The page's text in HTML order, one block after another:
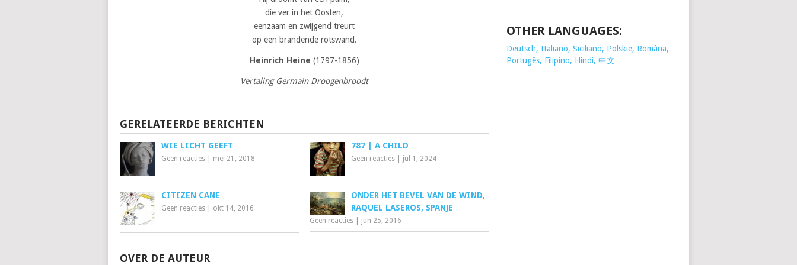
die ver in het Oosten,
eenzaam en zwijgend treurt
op een brandende rotswand.
Heinrich Heine (1797-1856)
Vertaling Germain Droogenbroodt
GERELATEERDE BERICHTEN
WIE LICHT GEEFT
Geen reacties mei 21, 2018
787 | A CHILD
Geen reacties jul 1, 2024
CITIZEN CANE
Geen reacties okt 14, 2016
ONDER HET BEVEL VAN DE WIND,
RAQUEL LASEROS, SPANJE
Geen reacties jun 25, 2016
OVER DE AUTEUR
OTHER LANGUAGES:
Deutsch, Italiano, Siciliano, Polskie, Românã,
Portugês, Filipino, Hindi, 中文 …